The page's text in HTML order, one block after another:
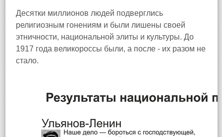
Десятки миллионов людей подверглись
религиозным гонениям и были лишены своей
этничности, национальной элиты и культуры. До
1917 года великороссы были, а после - их разом не
стало.